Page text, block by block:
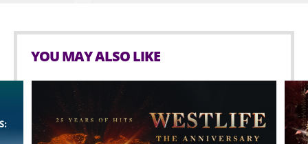
有關人士之任何期望落差、不便、損失或損害承擔任
持票人士須根據本演唱會門票的行數及座位編號入
座。
YOU MAY ALSO LIKE